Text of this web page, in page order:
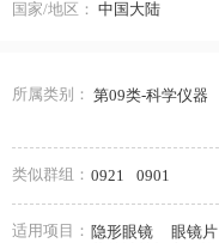
国家/地区： 中国大陆
所属类别： 第09类-科学仪器
类似群组： 0921 0901
适用项目： 隐形眼镜 眼镜片